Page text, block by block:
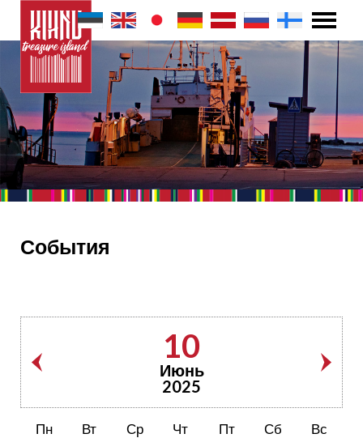
События
10
Июнь
2025
Пн Вт Ср Чт Пт Сб Вс